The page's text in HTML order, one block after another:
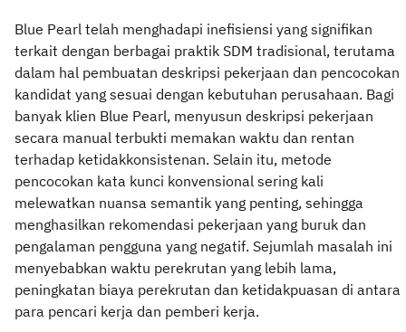
Blue Pearl telah menghadapi inefisiensi yang signifikan
terkait dengan berbagai praktik SDM tradisional, terutama
dalam hal pembuatan deskripsi pekerjaan dan pencocokan
kandidat yang sesuai dengan kebutuhan perusahaan. Bagi
banyak klien Blue Pearl, menyusun deskripsi pekerjaan
secara manual terbukti memakan waktu dan rentan
terhadap ketidakkonsistenan. Selain itu, metode
pencocokan kata kunci konvensional sering kali
melewatkan nuansa semantik yang penting, sehingga
menghasilkan rekomendasi pekerjaan yang buruk dan
pengalaman pengguna yang negatif. Sejumlah masalah ini
menyebabkan waktu perekrutan yang lebih lama,
peningkatan biaya perekrutan dan ketidakpuasan di antara
para pencari kerja dan pemberi kerja.